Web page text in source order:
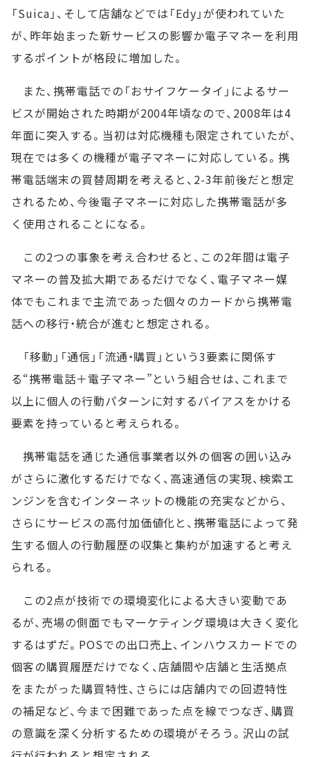
「Suica」、そして店舗などでは「Edy」が使われていた
が、昨年始まった新サービスの影響か電子マネーを利用
するポイントが格段に増加した。
また、携帯電話での「おサイフケータイ」によるサー
ビスが開始された時期が2004年頃なので、2008年は4
年面に突入する。当初は対応機種も限定されていたが、
現在では多くの機種が電子マネーに対応している。携
帯電話端末の買替周期を考えると、2-3年前後だと想定
されるため、今後電子マネーに対応した携帯電話が多
く使用されることになる。
この2つの事象を考え合わせると、この2年間は電子
マネーの普及拡大期であるだけでなく、電子マネー媒
体でもこれまで主流であった個々のカードから携帯電
話への移行・統合が進むと想定される。
「移動」「通信」「流通・購買」という3要素に関係す
る“携帯電話＋電子マネー”という組合せは、これまで
以上に個人の行動パターンに対するバイアスをかける
要素を持っていると考えられる。
携帯電話を通じた通信事業者以外の個客の囲い込み
がさらに激化するだけでなく、高速通信の実現、検索エ
ンジンを含むインターネットの機能の充実などから、
さらにサービスの高付加価値化と、携帯電話によって発
生する個人の行動履歴の収集と集約が加速すると考え
られる。
この2点が技術での環境変化による大きい変動であ
るが、売場の側面でもマーケティング環境は大きく変化
するはずだ。POSでの出口売上、インハウスカードでの
個客の購買履歴だけでなく、店舗間や店舗と生活拠点
をまたがった購買特性、さらには店舗内での回遊特性
の補足など、今まで困難であった点を線でつなぎ、購買
の意識を深く分析するための環境がそろう。沢山の試